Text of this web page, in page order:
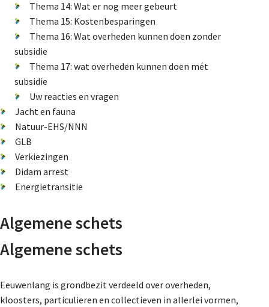
Thema 14: Wat er nog meer gebeurt
Thema 15: Kostenbesparingen
Thema 16: Wat overheden kunnen doen zonder
subsidie
Thema 17: wat overheden kunnen doen mét
subsidie
Uw reacties en vragen
Jacht en fauna
Natuur-EHS/NNN
GLB
Verkiezingen
Didam arrest
Energietransitie
Algemene schets
Algemene schets
Eeuwenlang is grondbezit verdeeld over overheden,
kloosters, particulieren en collectieven in allerlei vormen,